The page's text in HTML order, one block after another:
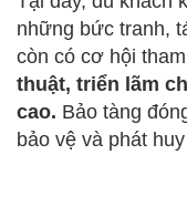
những bức tranh,
còn có cơ hội
thuật, triển lãm
cao. Bảo tàng
bảo vệ và phát